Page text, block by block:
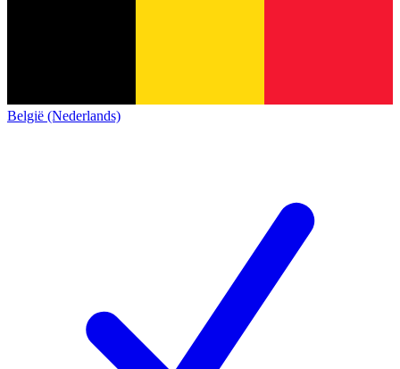
België (Nederlands)